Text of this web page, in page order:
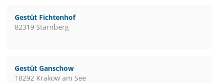
Gestüt Fichtenhof
82319 Starnberg
Gestüt Ganschow
18292 Krakow am See